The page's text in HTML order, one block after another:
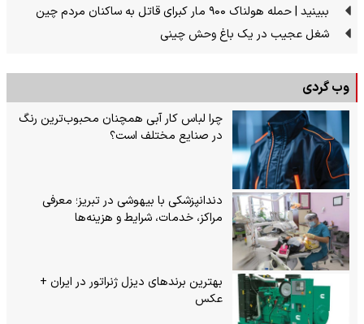
ببینید | حمله هولناک ۹۰۰ مار کبرای قاتل به ساکنان مردم چین
شغل عجیب در یک باغ وحش چینی
وب گردی
چرا لباس کار آبی همچنان محبوب‌ترین رنگ
در صنایع مختلف است؟
دندانپزشکی با بیهوشی در تبریز؛ معرفی
مراکز، خدمات، شرایط و هزینه‌ها
بهترین برندهای دیزل ژنراتور در ایران +
عکس